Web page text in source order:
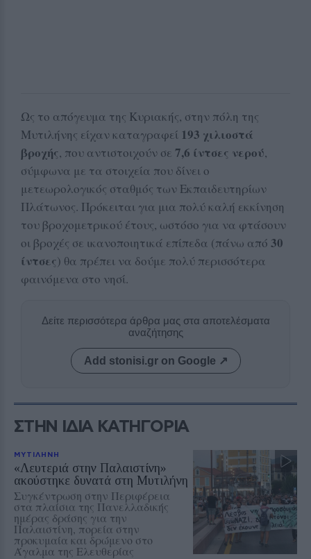
Ως το απόγευμα της Κυριακής, στην πόλη της
Μυτιλήνης είχαν καταγραφεί 193 χιλιοστά
βροχής, που αντιστοιχούν σε 7,6 ίντσες νερού,
σύμφωνα με τα στοιχεία που δίνει ο
μετεωρολογικός σταθμός των Εκπαιδευτηρίων
Πλάτωνος. Πρόκειται για μια πολύ καλή εκκίνηση
του βροχομετρικού έτους, ωστόσο για να φτάσουν
οι βροχές σε ικανοποιητικά επίπεδα (πάνω από 30
ίντσες) θα πρέπει να δούμε πολύ περισσότερα
φαινόμενα στο νησί.
Δείτε περισσότερα άρθρα μας στα αποτελέσματα
αναζήτησης
Add stonisi.gr on Google ↗
ΣΤΗΝ ΙΔΙΑ ΚΑΤΗΓΟΡΙΑ
ΜΥΤΙΛΗΝΗ
«Λευτεριά στην Παλαιστίνη»
ακούστηκε δυνατά στη Μυτιλήνη
Συγκέντρωση στην Περιφέρεια
στα πλαίσια της Πανελλαδικής
ημέρας δράσης για την
Παλαιστίνη, πορεία στην
προκυμαία και δρώμενο στο
Άγαλμα της Ελευθερίας